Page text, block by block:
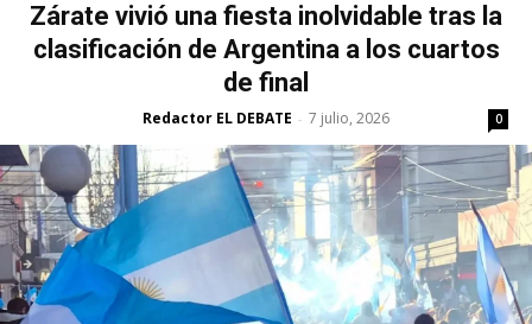
Zárate vivió una fiesta inolvidable tras la
clasificación de Argentina a los cuartos
de final
Redactor EL DEBATE - 7 julio, 2026 0